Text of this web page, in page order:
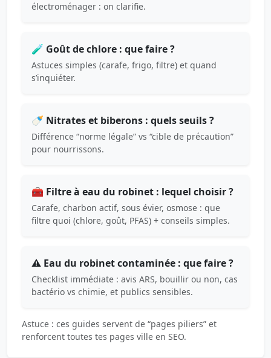
électroménager : on clarifie.
🧪 Goût de chlore : que faire ?
Astuces simples (carafe, frigo, filtre) et quand
s’inquiéter.
🍼 Nitrates et biberons : quels seuils ?
Différence “norme légale” vs “cible de précaution”
pour nourrissons.
🧰 Filtre à eau du robinet : lequel choisir ?
Carafe, charbon actif, sous évier, osmose : que
filtre quoi (chlore, goût, PFAS) + conseils simples.
⚠️ Eau du robinet contaminée : que faire ?
Checklist immédiate : avis ARS, bouillir ou non, cas
bactério vs chimie, et publics sensibles.
Astuce : ces guides servent de “pages piliers” et
renforcent toutes tes pages ville en SEO.